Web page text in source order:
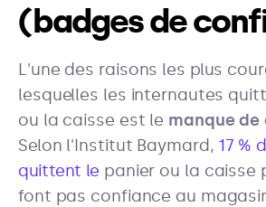
(badges de
L'une des raisons les plus
lesquelles les internautes
ou la caisse est le manque
Selon l'Institut Baymard, 17 %
quittent le panier ou la caisse
font pas confiance au